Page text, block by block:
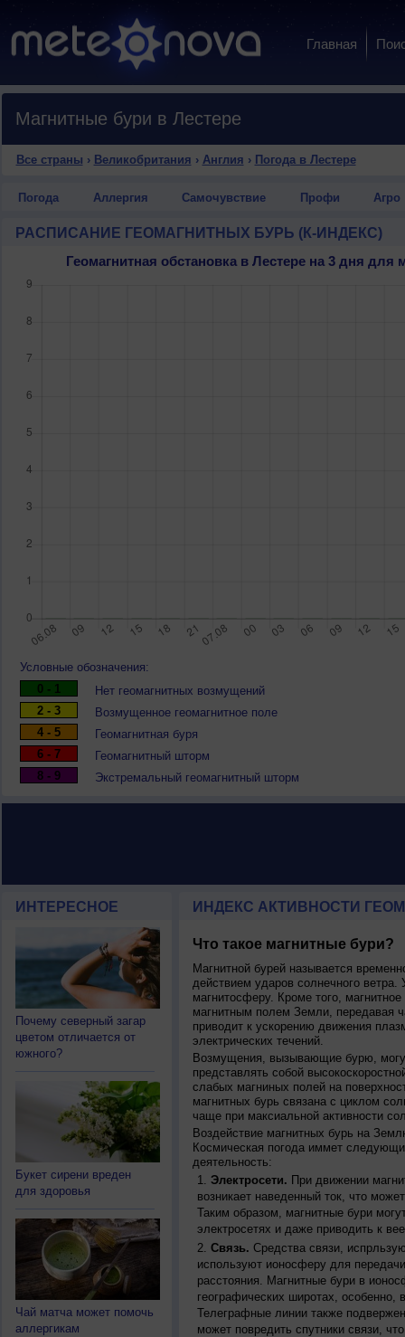
Главная
Магнитные бури в Лестере
Все страны › Великобритания › Англия › Погода в Лестере
Погода Аллергия Самочувствие Профи Агро
РАСПИСАНИЕ ГЕОМАГНИТНЫХ БУРЬ (К-ИНДЕКС)
Геомагнитная обстановка в Лестере на 3 дня
Условные обозначения:
0 - 1
Нет геомагнитных возмущений
2 - 3
Возмущенное геомагнитное поле
4 - 5
Геомагнитная буря
6 - 7
Геомагнитный шторм
8 - 9
Экстремальный геомагнитный шторм
ИНТЕРЕСНОЕ
Почему северный загар
цветом отличается от
южного?
Букет сирени вреден
для здоровья
Чай матча может помочь
аллергикам
ИНДЕКС АКТИВНОСТИ
Что такое магнитные бури?
Магнитной бурей называется
действием ударов солнечного ветра.
магнитосферу. Кроме того,
магнитным полем Земли, передавая
приводит к ускорению движения
электрических течений.
Возмущения, вызывающие бурю,
представлять собой
слабых магниных полей на
магнитных бурь связана с циклом
чаще при максиальной активности
Воздействие магнитных бурь на
Космическая погода иммет
деятельность:
Электросети. При движении
возникает наведенный ток, что
Таким образом, магнитные бури
электросетях и даже приводить к
Связь. Средства связи,
используют ионосферу для
расстояния. Магнитные бури в
географических широтах,
Телеграфные линии также
может повредить спутники связи,